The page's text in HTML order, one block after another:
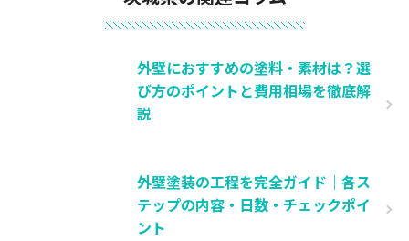
外壁におすすめの塗料・素材は？選
び方のポイントと費用相場を徹底解
説
外壁塗装の工程を完全ガイド｜各ス
テップの内容・日数・チェックポイ
ント